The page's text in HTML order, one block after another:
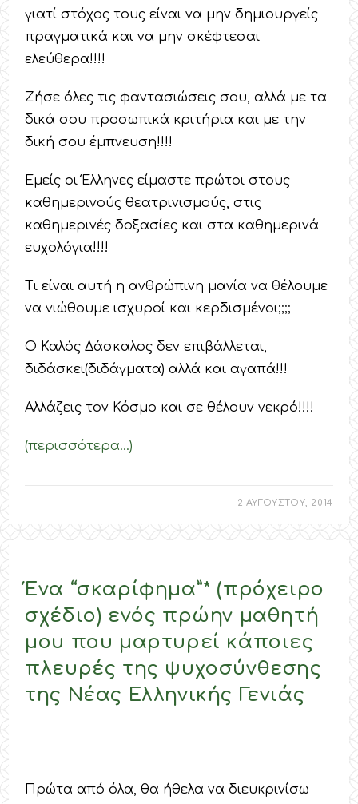
γιατί στόχος τους είναι να μην δημιουργείς
πραγματικά και να μην σκέφτεσαι
ελεύθερα!!!!
Ζήσε όλες τις φαντασιώσεις σου, αλλά με τα
δικά σου προσωπικά κριτήρια και με την
δική σου έμπνευση!!!!
Εμείς οι Έλληνες είμαστε πρώτοι στους
καθημερινούς θεατρινισμούς, στις
καθημερινές δοξασίες και στα καθημερινά
ευχολόγια!!!!
Τι είναι αυτή η ανθρώπινη μανία να θέλουμε
να νιώθουμε ισχυροί και κερδισμένοι;;;;
Ο Καλός Δάσκαλος δεν επιβάλλεται,
διδάσκει(διδάγματα) αλλά και αγαπά!!!
Αλλάζεις τον Κόσμο και σε θέλουν νεκρό!!!!
(περισσότερα…)
2 ΑΥΓΟΥΣΤΟΥ, 2014
Ένα “σκαρίφημα”* (πρόχειρο
σχέδιο) ενός πρώην μαθητή
μου που μαρτυρεί κάποιες
πλευρές της ψυχοσύνθεσης
της Νέας Ελληνικής Γενιάς
Πρώτα από όλα, θα ήθελα να διευκρινίσω